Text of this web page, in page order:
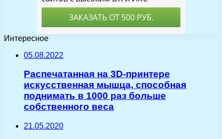
Интересное
05.08.2022
Распечатанная на 3D-принтере
искусственная мышца, способная
поднимать в 1000 раз больше
собственного веса
21.05.2020